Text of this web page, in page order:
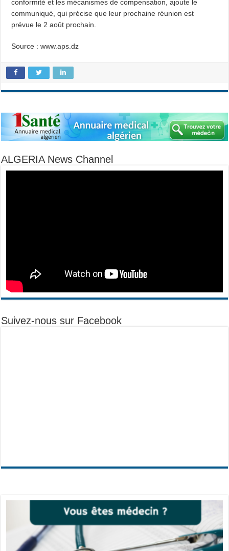
conformité et les mécanismes de compensation, ajoute le
communiqué, qui précise que leur prochaine réunion est
prévue le 2 août prochain.
Source : www.aps.dz
ALGERIA News Channel
Suivez-nous sur Facebook